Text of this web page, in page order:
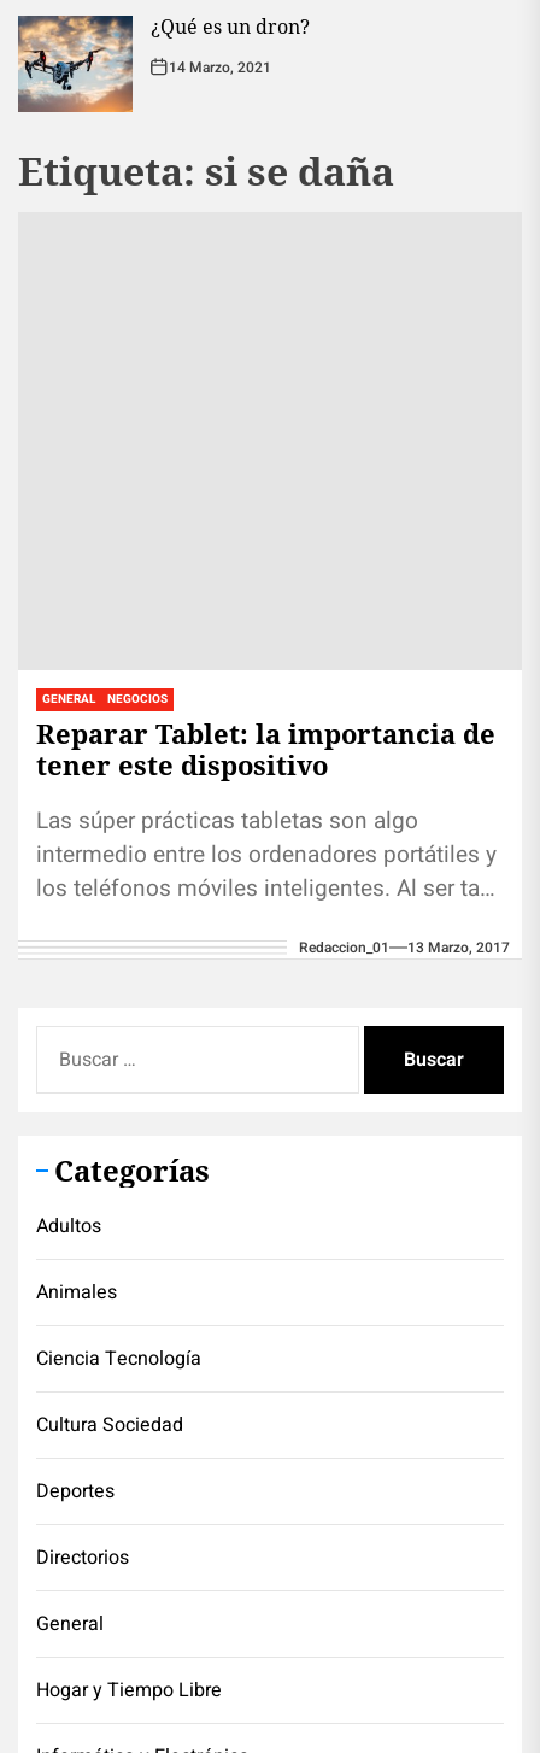
¿Qué es un dron?
14 Marzo, 2021
Etiqueta: si se daña
GENERAL NEGOCIOS
Reparar Tablet: la importancia de
tener este dispositivo
Las súper prácticas tabletas son algo
intermedio entre los ordenadores portátiles y
los teléfonos móviles inteligentes. Al ser tan
Redaccion_01 13 Marzo, 2017
Categorías
Adultos
Animales
Ciencia Tecnología
Cultura Sociedad
Deportes
Directorios
General
Hogar y Tiempo Libre